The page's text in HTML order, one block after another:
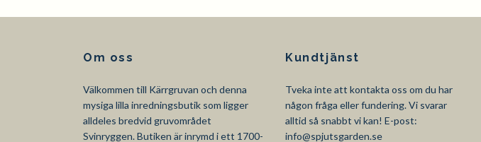
Om oss
Välkommen till Kärrgruvan och denna
mysiga lilla inredningsbutik som ligger
alldeles bredvid gruvområdet
Svinryggen. Butiken är inrymd i ett 1700-
Kundtjänst
Tveka inte att kontakta oss om du har
någon fråga eller fundering. Vi svarar
alltid så snabbt vi kan! E-post:
info@spjutsgarden.se